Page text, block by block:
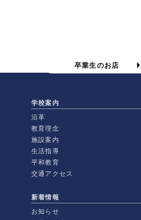
卒業生のお店
学校案内
沿革
教育理念
施設案内
生活指導
平和教育
交通アクセス
新着情報
お知らせ